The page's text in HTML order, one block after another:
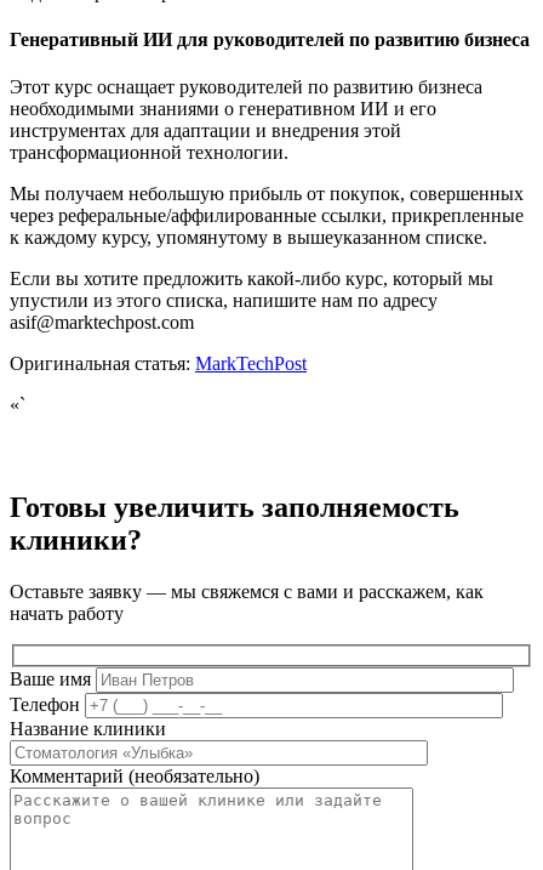
Генеративный ИИ для руководителей по развитию бизнеса
Этот курс оснащает руководителей по развитию бизнеса
необходимыми знаниями о генеративном ИИ и его
инструментах для адаптации и внедрения этой
трансформационной технологии.
Мы получаем небольшую прибыль от покупок, совершенных
через реферальные/аффилированные ссылки, прикрепленные
к каждому курсу, упомянутому в вышеуказанном списке.
Если вы хотите предложить какой-либо курс, который мы
упустили из этого списка, напишите нам по адресу
asif@marktechpost.com
Оригинальная статья: MarkTechPost
«`
Готовы увеличить заполняемость
клиники?
Оставьте заявку — мы свяжемся с вами и расскажем, как
начать работу
Ваше имя
Телефон
Название клиники
Комментарий (необязательно)